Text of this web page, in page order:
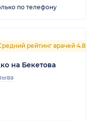
по телефону
рейтинг врачей 4.8
на Бекетова